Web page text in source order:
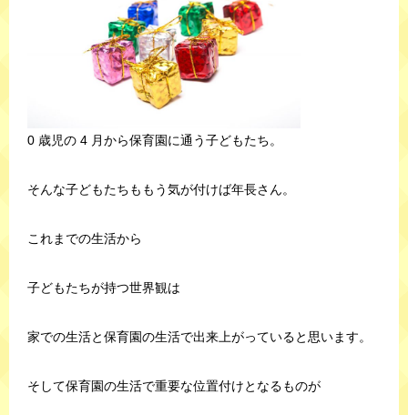
0 歳児の 4 月から保育園に通う子どもたち。
そんな子どもたちももう気が付けば年長さん。
これまでの生活から
子どもたちが持つ世界観は
家での生活と保育園の生活で出来上がっていると思います。
そして保育園の生活で重要な位置付けとなるものが